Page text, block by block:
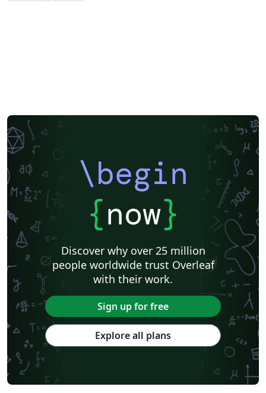
\begin
{now}
Discover why over 25 million
people worldwide trust Overleaf
with their work.
Sign up for free
Explore all plans